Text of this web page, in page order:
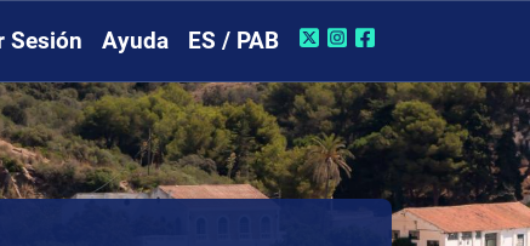
Sesión Ayuda ES / PAB